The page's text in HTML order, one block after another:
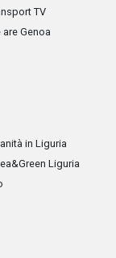
TV
are Genoa
in Liguria
Liguria